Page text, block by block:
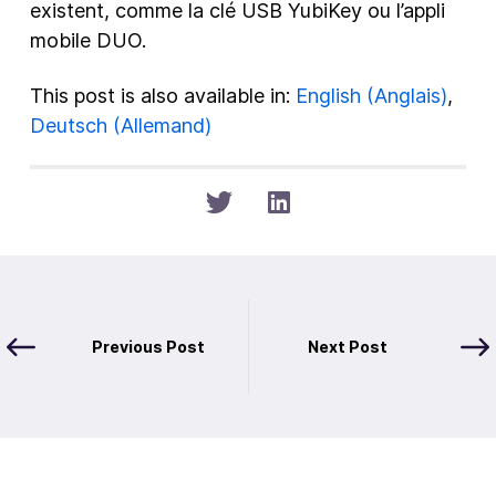
existent, comme la clé USB YubiKey ou l’appli
mobile DUO.
This post is also available in: English (Anglais)
Deutsch (Allemand)
Previous Post Next Post